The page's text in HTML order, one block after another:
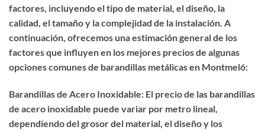
factores, incluyendo el tipo de material, el diseño, la
calidad, el tamaño y la complejidad de la instalación. A
continuación, ofrecemos una estimación general de los
factores que influyen en los mejores precios de algunas
opciones comunes de barandillas metálicas en Montmeló:
Barandillas de Acero Inoxidable: El precio de las barandillas
de acero inoxidable puede variar por metro lineal,
dependiendo del grosor del material, el diseño y los